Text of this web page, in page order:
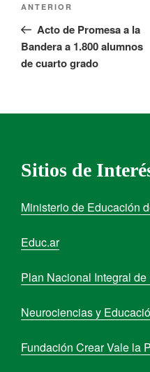
ANTERIOR
Acto de Promesa a la
Bandera a 1.800 alumnos
de cuarto grado
Sitios de
Ministerio de Educación
Educ.ar
Plan Nacional Integral
Neurociencias y
Fundación Crear Vale la